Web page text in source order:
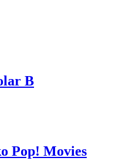
B
Pop! Movies